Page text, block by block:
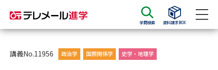
学問検索 資料請求BOX
資料請求 資料検索
講義No.11956 政治学 国際関係学 史学・地理学